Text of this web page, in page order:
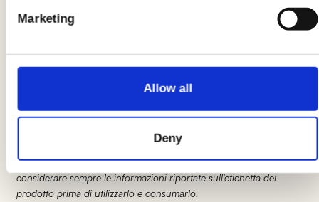
Marketing
Allow all
Deny
5
pentola del ragù e mescolate a fuoco minimo.
Le indicazioni relative al prodotto potrebbero subire delle
modifiche causando temporaneamente variazioni tra le
informazioni presenti su questa pagina e quelle riportate
sull'etichetta del prodotto. Vi invitiamo quindi a verificare e
considerare sempre le informazioni riportate sull'etichetta del
prodotto prima di utilizzarlo e consumarlo.